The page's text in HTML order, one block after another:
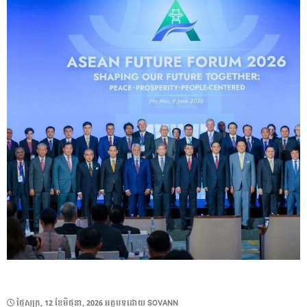
POSTED
ថ្ងៃ​សុក្រ, 12 ខែ​មិថុនា, 2026អត្ថបទដោយSOVANN